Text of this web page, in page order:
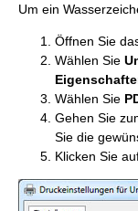
Um ein
Öffnen Sie
Wählen Sie
Wählen Sie
Gehen Sie
Sie die
Klicken Sie